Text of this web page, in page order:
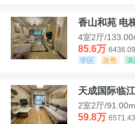
香山和苑 电
4室2厅/
85.6万
学区
急售 满
天成国际临
2室2厅/
59.8万